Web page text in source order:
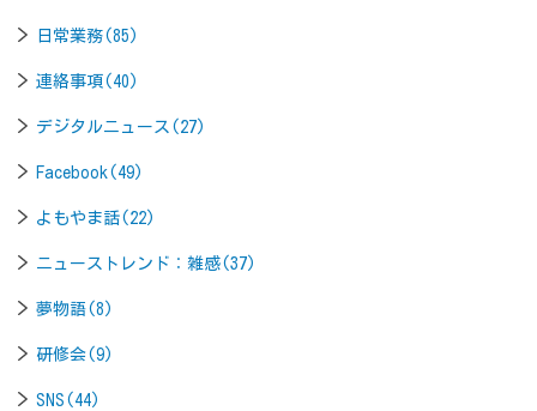
日常業務(85)
連絡事項(40)
デジタルニュース(27)
Facebook(49)
よもやま話(22)
ニューストレンド：雑感(37)
夢物語(8)
研修会(9)
SNS(44)